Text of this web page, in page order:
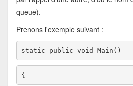
queue).
Prenons l'exemple suivant :
static public void